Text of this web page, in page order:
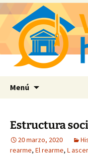
Menú
Estructura
20 marzo, 2020
rearme, El rearme, L